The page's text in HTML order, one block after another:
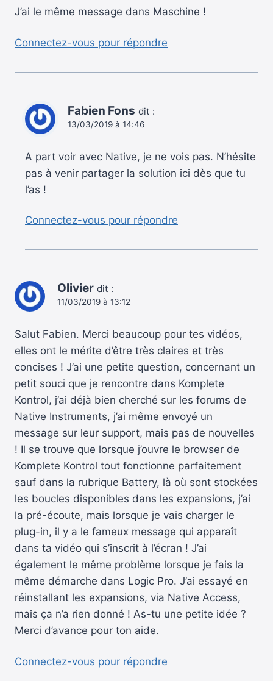
J’ai le même message dans Maschine !
Connectez-vous pour répondre
Fabien Fons dit :
13/03/2019 à 14:46
A part voir avec Native, je ne vois pas. N’hésite
pas à venir partager la solution ici dès que tu
l’as !
Connectez-vous pour répondre
Olivier dit :
11/03/2019 à 13:12
Salut Fabien. Merci beaucoup pour tes vidéos,
elles ont le mérite d’être très claires et très
concises ! J’ai une petite question, concernant un
petit souci que je rencontre dans Komplete
Kontrol, j’ai déjà bien cherché sur les forums de
Native Instruments, j’ai même envoyé un
message sur leur support, mais pas de nouvelles
! Il se trouve que lorsque j’ouvre le browser de
Komplete Kontrol tout fonctionne parfaitement
sauf dans la rubrique Battery, là où sont stockées
les boucles disponibles dans les expansions, j’ai
la pré-écoute, mais lorsque je vais charger le
plug-in, il y a le fameux message qui apparaît
dans ta vidéo qui s’inscrit à l’écran ! J’ai
également le même problème lorsque je fais la
même démarche dans Logic Pro. J’ai essayé en
réinstallant les expansions, via Native Access,
mais ça n’a rien donné ! As-tu une petite idée ?
Merci d’avance pour ton aide.
Connectez-vous pour répondre